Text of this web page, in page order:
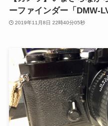
ーファインダー「DMW-
2019年11月8日 22時40分05秒